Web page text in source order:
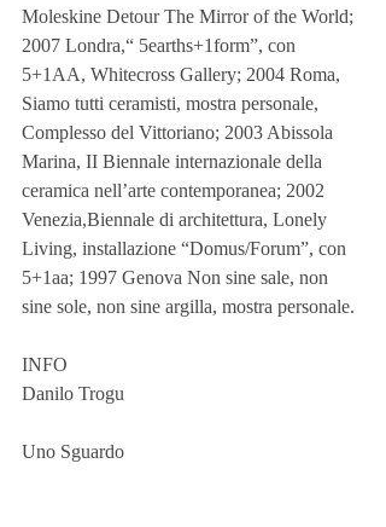
Moleskine Detour The Mirror of the World;
2007 Londra,“ 5earths+1form”, con
5+1AA, Whitecross Gallery; 2004 Roma,
Siamo tutti ceramisti, mostra personale,
Complesso del Vittoriano; 2003 Abissola
Marina, II Biennale internazionale della
ceramica nell’arte contemporanea; 2002
Venezia,Biennale di architettura, Lonely
Living, installazione “Domus/Forum”, con
5+1aa; 1997 Genova Non sine sale, non
sine sole, non sine argilla, mostra personale.
INFO
Danilo Trogu
Uno Sguardo